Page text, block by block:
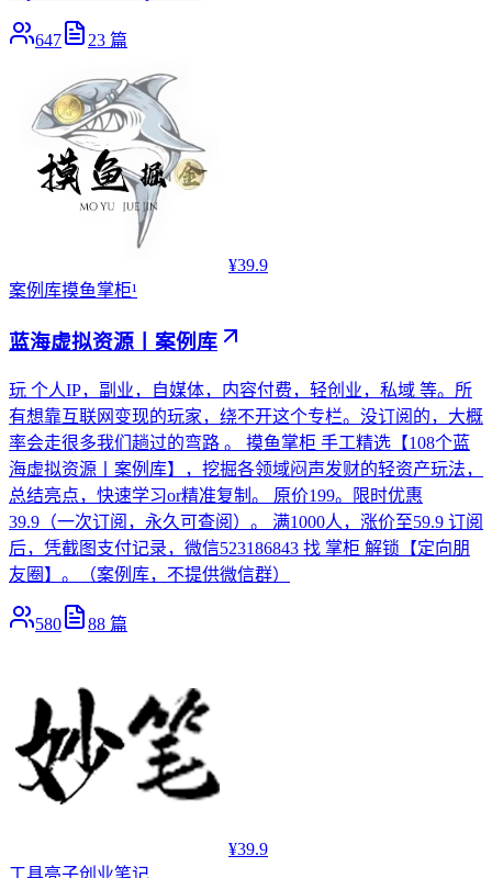
647 23 篇
¥39.9
案例库摸鱼掌柜¹
蓝海虚拟资源丨案例库
玩 个人IP，副业，自媒体，内容付费，轻创业，私域 等。所
有想靠互联网变现的玩家，绕不开这个专栏。没订阅的，大概
率会走很多我们趟过的弯路 。 摸鱼掌柜 手工精选【108个蓝
海虚拟资源丨案例库】，挖掘各领域闷声发财的轻资产玩法，
总结亮点，快速学习or精准复制。 原价199。限时优惠
39.9（一次订阅，永久可查阅）。 满1000人，涨价至59.9 订阅
后，凭截图支付记录，微信523186843 找 掌柜 解锁【定向朋
友圈】。（案例库，不提供微信群）
580 88 篇
¥39.9
工具亮子创业笔记